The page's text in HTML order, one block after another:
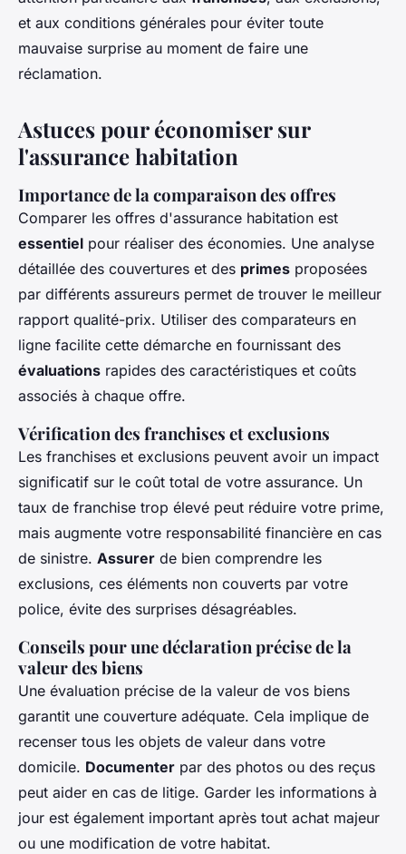
et aux conditions générales pour éviter toute
mauvaise surprise au moment de faire une
réclamation.
Astuces pour économiser sur
l'assurance habitation
Importance de la comparaison des offres
Comparer les offres d'assurance habitation est
essentiel pour réaliser des économies. Une analyse
détaillée des couvertures et des primes proposées
par différents assureurs permet de trouver le meilleur
rapport qualité-prix. Utiliser des comparateurs en
ligne facilite cette démarche en fournissant des
évaluations rapides des caractéristiques et coûts
associés à chaque offre.
Vérification des franchises et exclusions
Les franchises et exclusions peuvent avoir un impact
significatif sur le coût total de votre assurance. Un
taux de franchise trop élevé peut réduire votre prime,
mais augmente votre responsabilité financière en cas
de sinistre. Assurer de bien comprendre les
exclusions, ces éléments non couverts par votre
police, évite des surprises désagréables.
Conseils pour une déclaration précise de la
valeur des biens
Une évaluation précise de la valeur de vos biens
garantit une couverture adéquate. Cela implique de
recenser tous les objets de valeur dans votre
domicile. Documenter par des photos ou des reçus
peut aider en cas de litige. Garder les informations à
jour est également important après tout achat majeur
ou une modification de votre habitat.